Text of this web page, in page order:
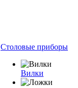
Столовые приборы
Вилки